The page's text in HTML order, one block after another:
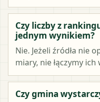
Czy liczby z
jednym wynikiem?
Nie. Jeżeli źródła nie
miary, nie łączymy
Czy gmina